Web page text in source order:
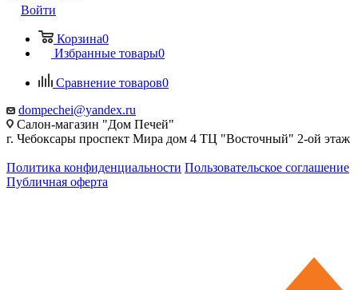
Войти
Корзина0
Избранные товары0
Сравнение товаров0
dompechei@yandex.ru
Салон-магазин "Дом Печей"
г. Чебоксары проспект Мира дом 4 ТЦ "Восточный" 2-ой этаж
Политика конфиденциальности Пользовательское соглашение
Публичная оферта